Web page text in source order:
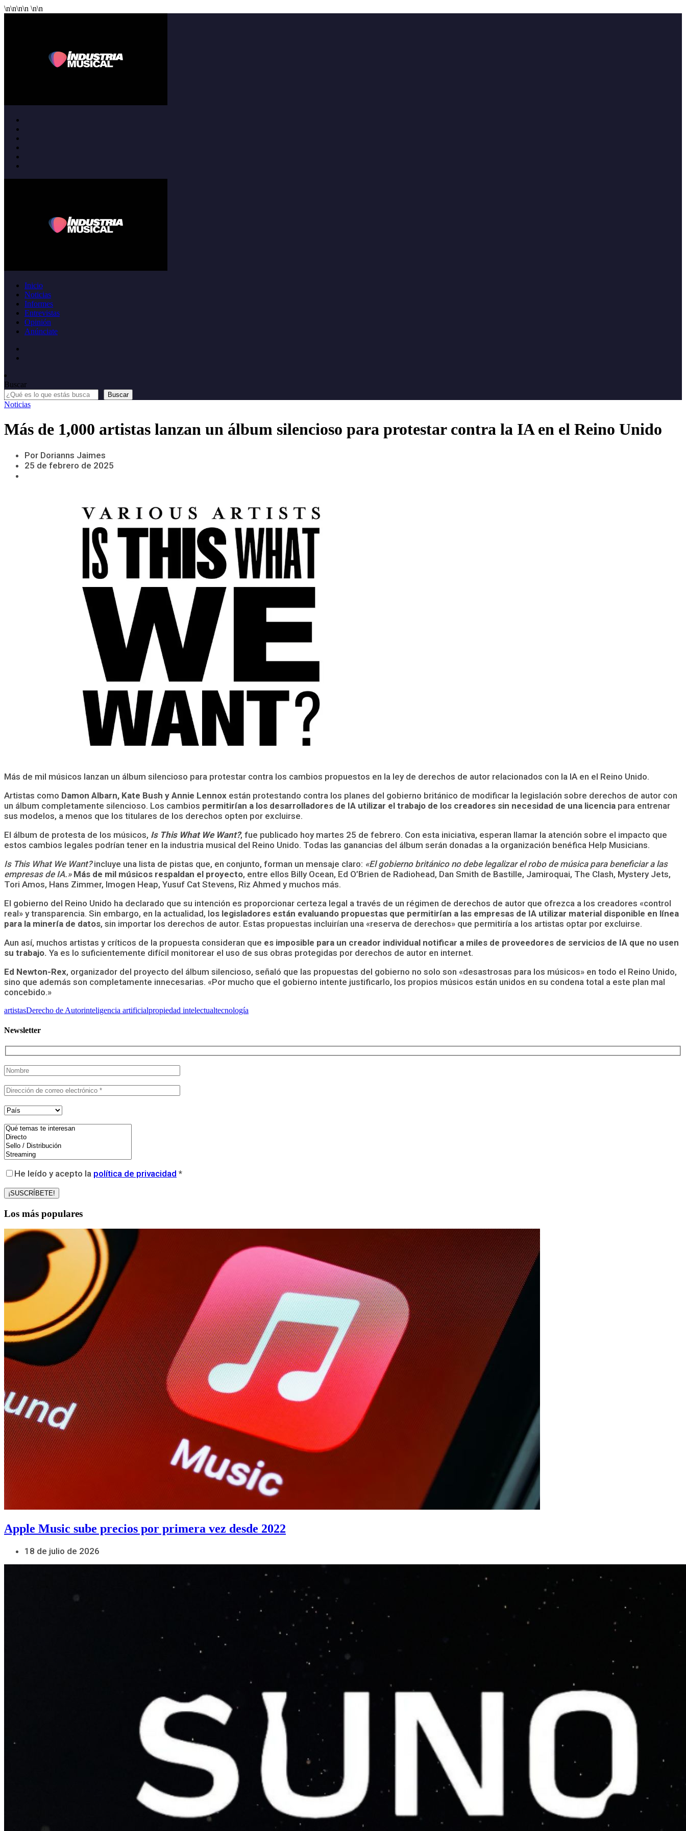
\n\n\n\n \n\n
Inicio
Noticias
Informes
Entrevistas
Opinión
Anúnciate
Buscar
Buscar
Noticias
Más de 1,000 artistas lanzan un álbum silencioso para protestar contra la IA en el Reino Unido
Por Dorianns Jaimes
25 de febrero de 2025
Más de mil músicos lanzan un álbum silencioso para protestar contra los cambios propuestos en la ley de derechos de autor relacionados con la IA en el Reino Unido.
Artistas como Damon Albarn, Kate Bush y Annie Lennox están protestando contra los planes del gobierno británico de modificar la legislación sobre derechos de autor con
un álbum completamente silencioso. Los cambios permitirían a los desarrolladores de IA utilizar el trabajo de los creadores sin necesidad de una licencia para entrenar
sus modelos, a menos que los titulares de los derechos opten por excluirse.
El álbum de protesta de los músicos, Is This What We Want?, fue publicado hoy martes 25 de febrero. Con esta iniciativa, esperan llamar la atención sobre el impacto que
estos cambios legales podrían tener en la industria musical del Reino Unido. Todas las ganancias del álbum serán donadas a la organización benéfica Help Musicians.
Is This What We Want?incluye una lista de pistas que, en conjunto, forman un mensaje claro: «El gobierno británico no debe legalizar el robo de música para beneficiar a las
empresas de IA.» Más de mil músicos respaldan el proyecto, entre ellos Billy Ocean, Ed O’Brien de Radiohead, Dan Smith de Bastille, Jamiroquai, The Clash, Mystery Jets,
Tori Amos, Hans Zimmer, Imogen Heap, Yusuf Cat Stevens, Riz Ahmed y muchos más.
El gobierno del Reino Unido ha declarado que su intención es proporcionar certeza legal a través de un régimen de derechos de autor que ofrezca a los creadores «control
real» y transparencia. Sin embargo, en la actualidad, los legisladores están evaluando propuestas que permitirían a las empresas de IA utilizar material disponible en línea
para la minería de datos, sin importar los derechos de autor. Estas propuestas incluirían una «reserva de derechos» que permitiría a los artistas optar por excluirse.
Aun así, muchos artistas y críticos de la propuesta consideran que es imposible para un creador individual notificar a miles de proveedores de servicios de IA que no usen
su trabajo. Ya es lo suficientemente difícil monitorear el uso de sus obras protegidas por derechos de autor en internet.
Ed Newton-Rex, organizador del proyecto del álbum silencioso, señaló que las propuestas del gobierno no solo son «desastrosas para los músicos» en todo el Reino Unido,
sino que además son completamente innecesarias. «Por mucho que el gobierno intente justificarlo, los propios músicos están unidos en su condena total a este plan mal
concebido.»
artistasDerecho de Autorinteligencia artificialpropiedad intelectualtecnología
Newsletter
He leído y acepto la política de privacidad *
Los más populares
Apple Music sube precios por primera vez desde 2022
18 de julio de 2026